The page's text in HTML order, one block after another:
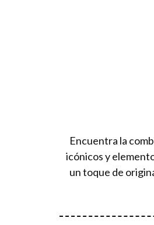
Encuentra la
icónicos y
un toque de